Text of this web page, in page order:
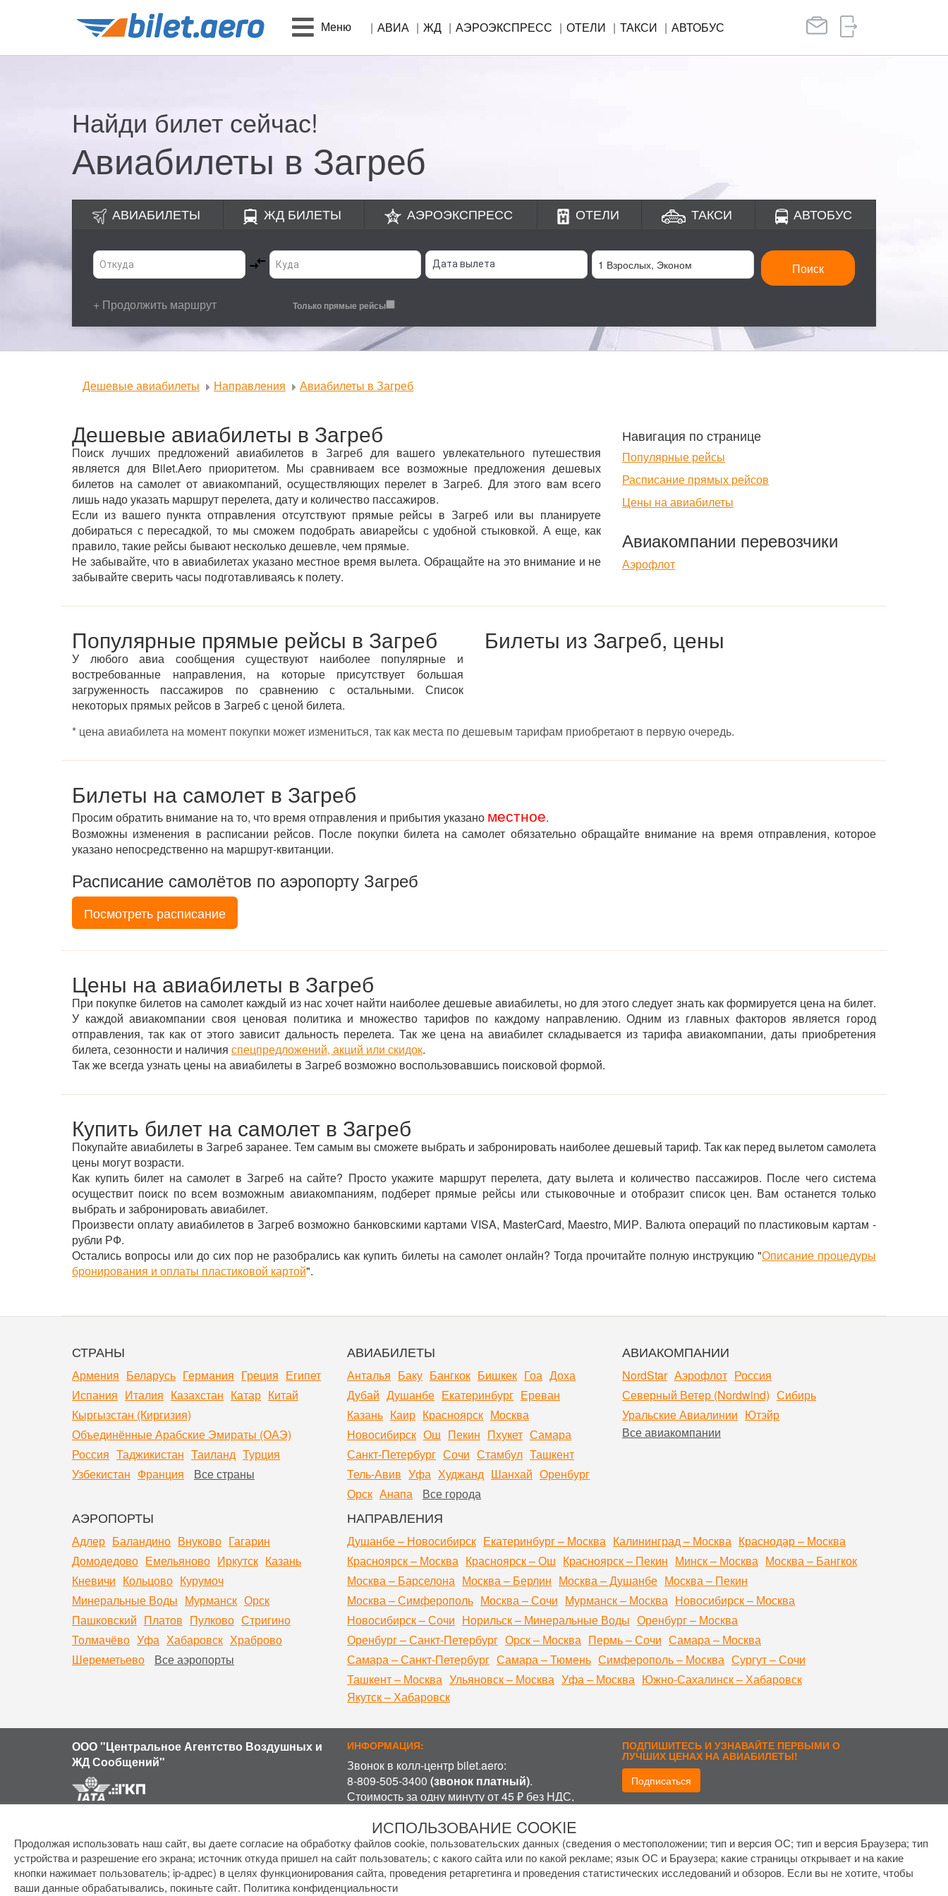
Меню АВИА ЖД АЭРОЭКСПРЕСС ОТЕЛИ ТАКСИ АВТОБУС
Найди билет сейчас!
Авиабилеты в Загреб
АВИАБИЛЕТЫ ЖД БИЛЕТЫ АЭРОЭКСПРЕСС ОТЕЛИ ТАКСИ АВТОБУС
Поиск
+ Продолжить маршрут Только прямые рейсы
Дешевые авиабилеты Направления Авиабилеты в Загреб
Дешевые авиабилеты в Загреб
Поиск лучших предложений авиабилетов в Загреб для вашего увлекательного путешествия
является для Bilet.Aero приоритетом. Мы сравниваем все возможные предложения дешевых
билетов на самолет от авиакомпаний, осуществляющих перелет в Загреб. Для этого вам всего
лишь надо указать маршрут перелета, дату и количество пассажиров.
Если из вашего пункта отправления отсутствуют прямые рейсы в Загреб или вы планируете
добираться с пересадкой, то мы сможем подобрать авиарейсы с удобной стыковкой. А еще, как
правило, такие рейсы бывают несколько дешевле, чем прямые.
Не забывайте, что в авиабилетах указано местное время вылета. Обращайте на это внимание и не
забывайте сверить часы подготавливаясь к полету.
Навигация по странице
Популярные рейсы
Расписание прямых рейсов
Цены на авиабилеты
Авиакомпании перевозчики
Аэрофлот
Популярные прямые рейсы в Загреб
У любого авиа сообщения существуют наиболее популярные и
востребованные направления, на которые присутствует большая
загруженность пассажиров по сравнению с остальными. Список
некоторых прямых рейсов в Загреб с ценой билета.
Билеты из Загреб, цены
* цена авиабилета на момент покупки может измениться, так как места по дешевым тарифам приобретают в первую очередь.
Билеты на самолет в Загреб
Просим обратить внимание на то, что время отправления и прибытия указано местное.
Возможны изменения в расписании рейсов. После покупки билета на самолет обязательно обращайте внимание на время отправления, которое
указано непосредственно на маршрут-квитанции.
Расписание самолётов по аэропорту Загреб
Посмотреть расписание
Цены на авиабилеты в Загреб
При покупке билетов на самолет каждый из нас хочет найти наиболее дешевые авиабилеты, но для этого следует знать как формируется цена на билет.
У каждой авиакомпании своя ценовая политика и множество тарифов по каждому направлению. Одним из главных факторов является город
отправления, так как от этого зависит дальность перелета. Так же цена на авиабилет складывается из тарифа авиакомпании, даты приобретения
билета, сезонности и наличия спецпредложений, акций или скидок.
Так же всегда узнать цены на авиабилеты в Загреб возможно воспользовавшись поисковой формой.
Купить билет на самолет в Загреб
Покупайте авиабилеты в Загреб заранее. Тем самым вы сможете выбрать и забронировать наиболее дешевый тариф. Так как перед вылетом самолета
цены могут возрасти.
Как купить билет на самолет в Загреб на сайте? Просто укажите маршрут перелета, дату вылета и количество пассажиров. После чего система
осуществит поиск по всем возможным авиакомпаниям, подберет прямые рейсы или стыковочные и отобразит список цен. Вам останется только
выбрать и забронировать авиабилет.
Произвести оплату авиабилетов в Загреб возможно банковскими картами VISA, MasterCard, Maestro, МИР. Валюта операций по пластиковым картам -
рубли РФ.
Остались вопросы или до сих пор не разобрались как купить билеты на самолет онлайн? Тогда прочитайте полную инструкцию "Описание процедуры
бронирования и оплаты пластиковой картой".
СТРАНЫ
Армения Беларусь Германия Греция Египет
Испания Италия Казахстан Катар Китай
Кыргызстан (Киргизия)
Объединённые Арабские Эмираты (ОАЭ)
Россия Таджикистан Таиланд Турция
Узбекистан Франция Все страны
АВИАБИЛЕТЫ
Анталья Баку Бангкок Бишкек Гоа Доха
Дубай Душанбе Екатеринбург Ереван
Казань Каир Красноярск Москва
Новосибирск Ош Пекин Пхукет Самара
Санкт-Петербург Сочи Стамбул Ташкент
Тель-Авив Уфа Худжанд Шанхай Оренбург
Орск Анапа Все города
АВИАКОМПАНИИ
NordStar Аэрофлот Россия
Северный Ветер (Nordwind) Сибирь
Уральские Авиалинии Ютэйр
Все авиакомпании
АЭРОПОРТЫ
Адлер Баландино Внуково Гагарин
Домодедово Емельяново Иркутск Казань
Кневичи Кольцово Курумоч
Минеральные Воды Мурманск Орск
Пашковский Платов Пулково Стригино
Толмачёво Уфа Хабаровск Храброво
Шереметьево
Все аэропорты
НАПРАВЛЕНИЯ
Душанбе – Новосибирск Екатеринбург – Москва Калининград – Москва Краснодар – Москва
Красноярск – Москва Красноярск – Ош Красноярск – Пекин Минск – Москва Москва – Бангкок
Москва – Барселона Москва – Берлин Москва – Душанбе Москва – Пекин
Москва – Симферополь Москва – Сочи Мурманск – Москва Новосибирск – Москва
Новосибирск – Сочи Норильск – Минеральные Воды Оренбург – Москва
Оренбург – Санкт-Петербург Орск – Москва Пермь – Сочи Самара – Москва
Самара – Санкт-Петербург Самара – Тюмень Симферополь – Москва Сургут – Сочи
Ташкент – Москва Ульяновск – Москва Уфа – Москва Южно-Сахалинск – Хабаровск
Якутск – Хабаровск
ООО "Центральное Агентство Воздушных и
ЖД Сообщений"
ИНФОРМАЦИЯ:
Звонок в колл-центр bilet.aero:
8-809-505-3400 (звонок платный).
Стоимость за одну минуту от 45 ₽ без НДС,
оператором, в зависимости от региона и
оператора связи.
График работы колл-центра:
пн-пт с 7 до 17 МСК
сб-вс с8 до 15 МСК
ПОДПИШИТЕСЬ И УЗНАВАЙТЕ ПЕРВЫМИ О
ЛУЧШИХ ЦЕНАХ НА АВИАБИЛЕТЫ!
Подписаться
ИСПОЛЬЗОВАНИЕ COOKIE
Продолжая использовать наш сайт, вы даете согласие на обработку файлов cookie, пользовательских данных (сведения о местоположении; тип и версия ОС; тип и версия Браузера; тип
устройства и разрешение его экрана; источник откуда пришел на сайт пользователь; с какого сайта или по какой рекламе; язык ОС и Браузера; какие страницы открывает и на какие
кнопки нажимает пользователь; ip-адрес) в целях функционирования сайта, проведения ретаргетинга и проведения статистических исследований и обзоров. Если вы не хотите, чтобы
ваши данные обрабатывались, покиньте сайт. Политика конфиденциальности